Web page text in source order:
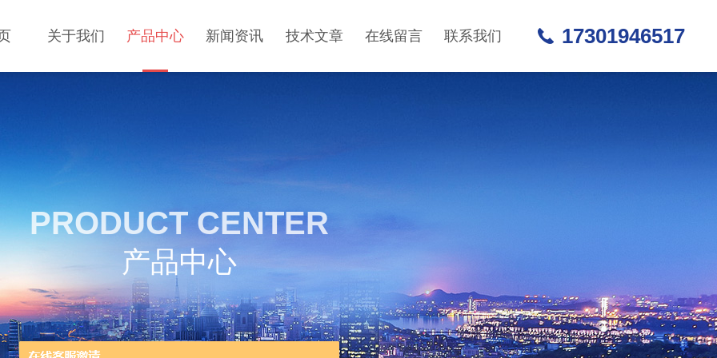
关于我们 产品中心 新闻资讯 技术文章 在线留言 联系我们 17301946517
PRODUCT CENTER
产品中心